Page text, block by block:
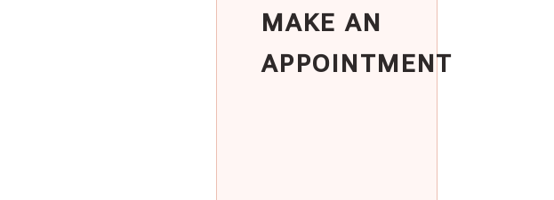
MAKE AN
APPOINTMENT